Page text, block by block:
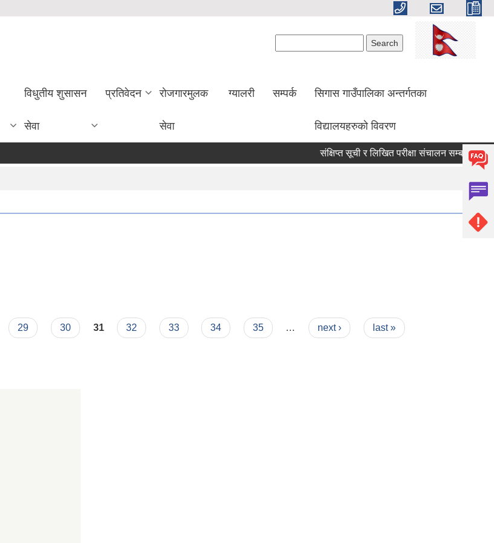
विधुतीय शुसासन
सेवा
प्रतिवेदन राेजगारमुलक
सेवा
ग्यालरी सम्पर्क सिगास गाउँपालिका अन्तर्गतका
विद्यालयहरुको विवरण
संक्षिप्त सूची र लिखित परीक्षा संचालन सम्बन्धी सूचना!
29 30 31 32 33 34 35 … next › last »